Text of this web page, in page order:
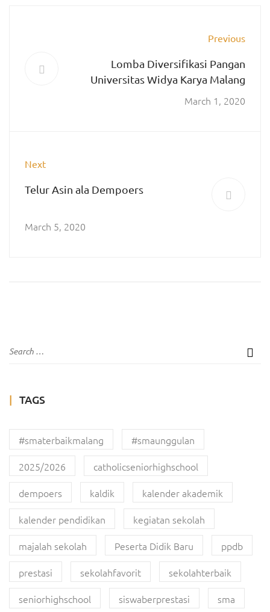
Previous
Lomba Diversifikasi Pangan
Universitas Widya Karya Malang
March 1, 2020
Next
Telur Asin ala Dempoers
March 5, 2020
TAGS
#smaterbaikmalang
#smaunggulan
2025/2026
catholicseniorhighschool
dempoers
kaldik
kalender akademik
kalender pendidikan
kegiatan sekolah
majalah sekolah
Peserta Didik Baru
ppdb
prestasi
sekolahfavorit
sekolahterbaik
seniorhighschool
siswaberprestasi
sma